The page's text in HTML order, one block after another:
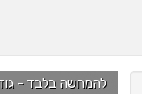
להמחשה בלבד - גודל הקיר בתמונה